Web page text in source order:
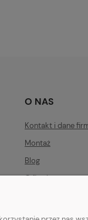
O NAS
Kontakt i dane
Montaż
Blog
O firmie